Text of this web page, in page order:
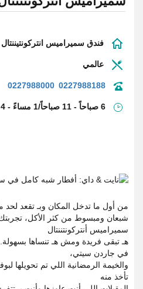
فندق سميراميس انتركونتيننتال
عالمي
0227988188
0227988000
6 صباحاً - 11 صباحاً/1 مساءً - 4 مساءً/7 مساءً - 11 مساءً -
من أول ما تدخل المكان وبـ تقعد
شبعان ومبسوط من كثر الأكل،
سميراميس أنتركونتننتال
هـ تبقى فريدة ومش هـ تنساها
في جاردن سيتي،
والخيمة الرمضانية اللي تم تحويلها
تأخذ منه